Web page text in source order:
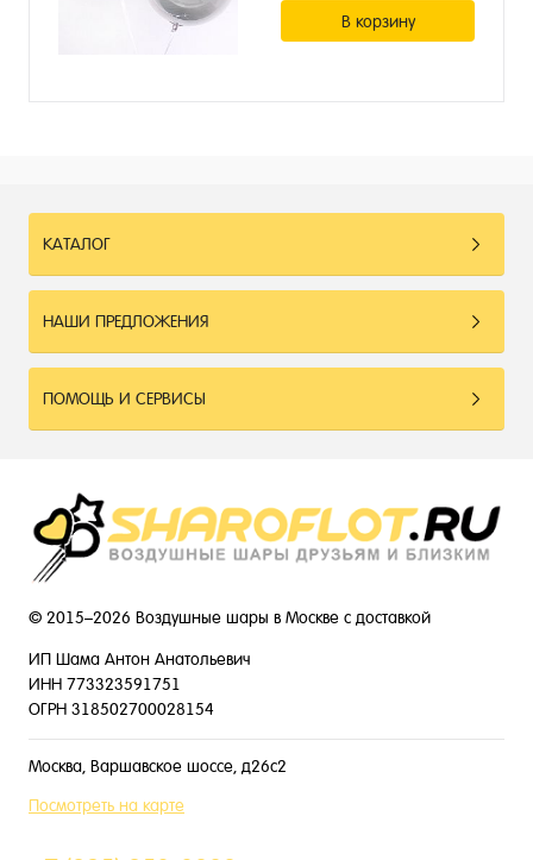
В корзину
КАТАЛОГ
НАШИ ПРЕДЛОЖЕНИЯ
ПОМОЩЬ И СЕРВИСЫ
© 2015–2026 Воздушные шары в Москве с доставкой
ИП Шама Антон Анатольевич
ИНН 773323591751
ОГРН 318502700028154
Москва, Варшавское шоссе, д26с2
Посмотреть на карте